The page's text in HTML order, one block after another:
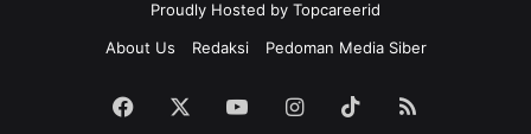
Proudly Hosted by Topcareerid
About Us
Redaksi Pedoman Media Siber
Facebook YouTubeInstagram
TikTok